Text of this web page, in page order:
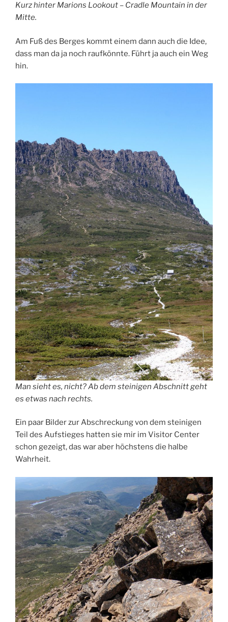
Kurz hinter Marions Lookout – Cradle Mountain in der
Mitte.
Am Fuß des Berges kommt einem dann auch die Idee,
dass man da ja noch raufkönnte. Führt ja auch ein Weg
hin.
Man sieht es, nicht? Ab dem steinigen Abschnitt geht
es etwas nach rechts.
Ein paar Bilder zur Abschreckung von dem steinigen
Teil des Aufstieges hatten sie mir im Visitor Center
schon gezeigt, das war aber höchstens die halbe
Wahrheit.